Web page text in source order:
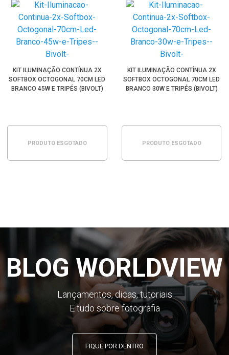
KIT ILUMINAÇÃO CONTÍNUA 2X
SOFTBOX OCTOGONAL 70CM LED
BRANCO 45W E TRIPÉS (BIVOLT)
PRODUTO ESGOTADO
KIT ILUMINAÇÃO CONTÍNUA 2X
SOFTBOX OCTOGONAL 70CM LED
BRANCO 30W E TRIPÉS (BIVOLT)
PRODUTO ESGOTADO
BLOG WORLDVIEW
Lançamentos, dicas, tutoriais
E tudo sobre fotografia
FIQUE POR DENTRO